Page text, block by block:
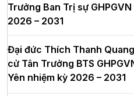
Trưởng Ban Trị sự
2026 – 2031
Đại đức Thích Thanh
cử Tân Trưởng BTS
Yên nhiệm kỳ 2026 – 2031